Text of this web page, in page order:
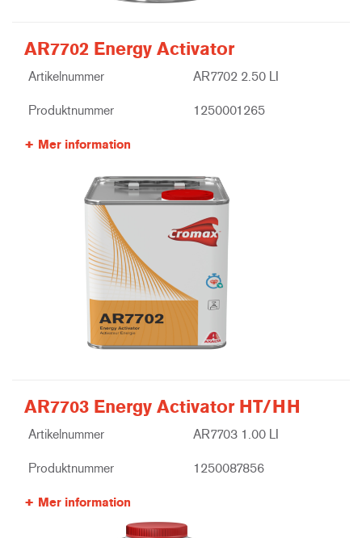
AR7702 Energy Activator
Artikelnummer AR7702 2.50 LI
Produktnummer 1250001265
Mer information
AR7703 Energy Activator HT/HH
Artikelnummer AR7703 1.00 LI
Produktnummer 1250087856
Mer information